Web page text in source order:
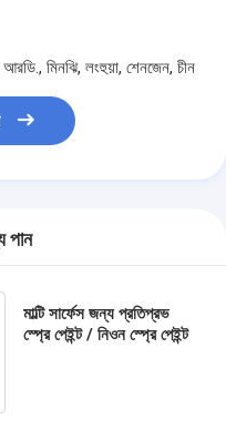
মিনঝি, লংহুয়া, শেনজেন, চীন
পান
মাল্টি সার্ফেস জন্য প্রতিপ্রভ
স্প্রে পেইন্ট / নিওন স্প্রে পেইন্ট